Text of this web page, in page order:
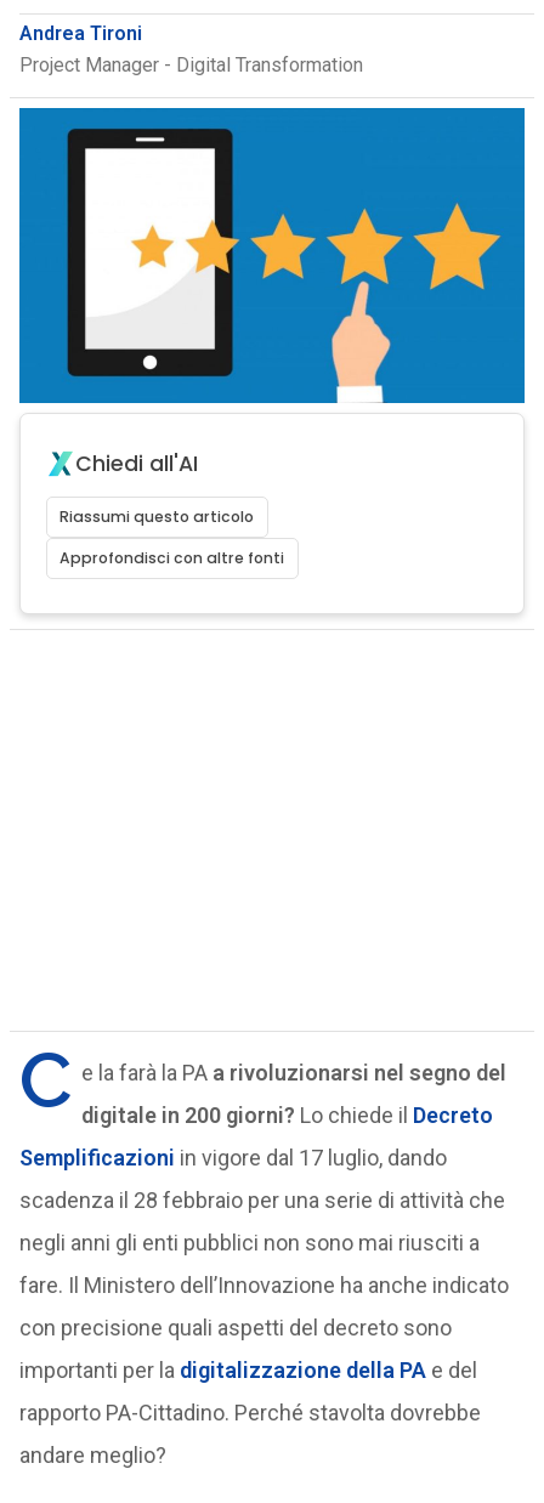
Andrea Tironi
Project Manager - Digital Transformation
Chiedi all'AI
Riassumi questo articolo
Approfondisci con altre fonti
C e la farà la PAa rivoluzionarsi nel segno del
digitale in 200 giorni? Lo chiede il Decreto
Semplificazioni in vigore dal 17 luglio, dando
scadenza il 28 febbraio per una serie di attività che
negli anni gli enti pubblici non sono mai riusciti a
fare. Il Ministero dell’Innovazione ha anche indicato
con precisione quali aspetti del decreto sono
importanti per la digitalizzazione della PAe del
rapporto PA-Cittadino. Perché stavolta dovrebbe
andare meglio?